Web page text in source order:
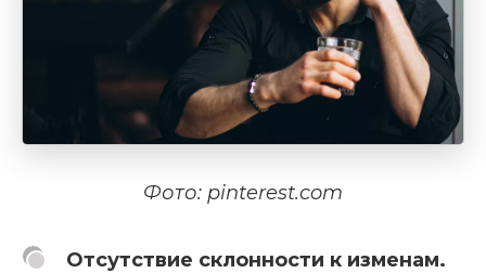
Фото: pinterest.com
Отсутствие склонности к изменам.